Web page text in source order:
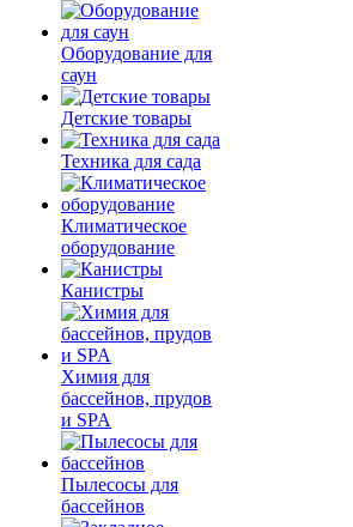
Оборудование для
саун
Детские товары
Техника для сада
Климатическое
оборудование
Канистры
Химия для
бассейнов, прудов
и SPA
Пылесосы для
бассейнов